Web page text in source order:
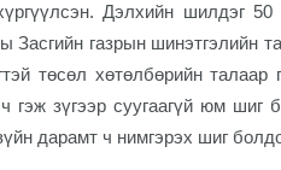
Дэлхийн шилдэг
Засгийн газрын шинэтгэлийн
төсөл хөтөлбөрийн талаар
гэж зүгээр суугаагүй юм шиг
дарамт ч нимгэрэх шиг